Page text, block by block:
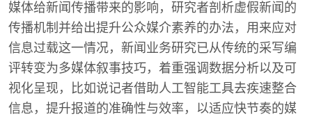
媒体给新闻传播带来的影响，研究者剖析虚假新闻的
传播机制并给出提升公众媒介素养的办法，用来应对
信息过载这一情况，新闻业务研究已从传统的采写编
评转变为多媒体叙事技巧，着重强调数据分析以及可
视化呈现，比如说记者借助人工智能工具去疾速整合
信息，提升报道的准确性与效率，以适应快节奏的媒